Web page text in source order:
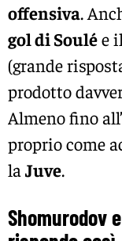
offensiva.
gol di Soulée
(grande
prodotto
Almeno fino
proprio come
la Juve.
Shomurodov